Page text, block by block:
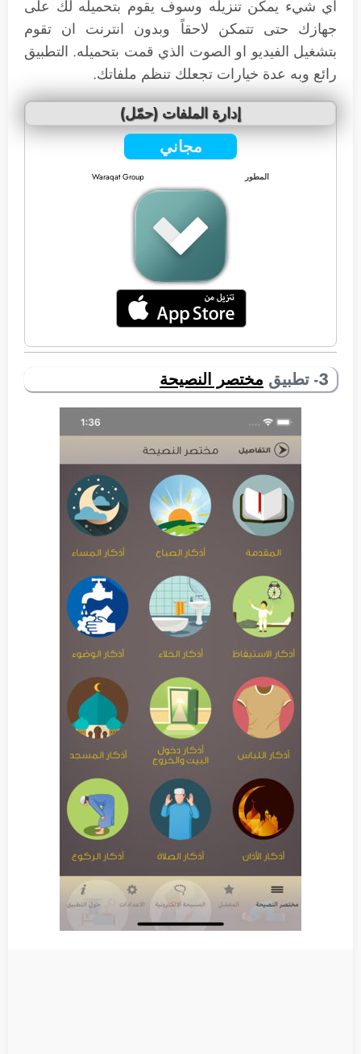
اي شيء يمكن تنزيله وسوف يقوم بتحميله لك على
جهازك حتى تتمكن لاحقاً وبدون انترنت ان تقوم
بتشغيل الفيديو او الصوت الذي قمت بتحميله. التطبيق
رائع وبه عدة خيارات تجعلك تنظم ملفاتك.
إدارة الملفات (حمّل)
مجاني
المطور Waraqat Group
3- تطبيق مختصر النصيحة